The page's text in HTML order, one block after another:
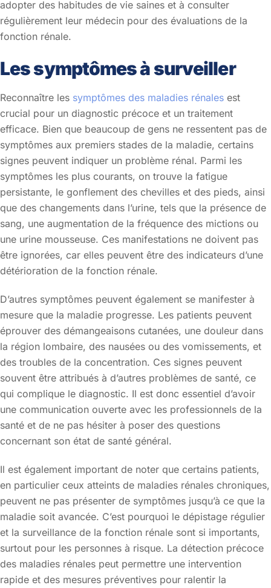
adopter des habitudes de vie saines et à consulter
régulièrement leur médecin pour des évaluations de la
fonction rénale.
Les symptômes à surveiller
Reconnaître les symptômes des maladies rénales est
crucial pour un diagnostic précoce et un traitement
efficace. Bien que beaucoup de gens ne ressentent pas de
symptômes aux premiers stades de la maladie, certains
signes peuvent indiquer un problème rénal. Parmi les
symptômes les plus courants, on trouve la fatigue
persistante, le gonflement des chevilles et des pieds, ainsi
que des changements dans l’urine, tels que la présence de
sang, une augmentation de la fréquence des mictions ou
une urine mousseuse. Ces manifestations ne doivent pas
être ignorées, car elles peuvent être des indicateurs d’une
détérioration de la fonction rénale.
D’autres symptômes peuvent également se manifester à
mesure que la maladie progresse. Les patients peuvent
éprouver des démangeaisons cutanées, une douleur dans
la région lombaire, des nausées ou des vomissements, et
des troubles de la concentration. Ces signes peuvent
souvent être attribués à d’autres problèmes de santé, ce
qui complique le diagnostic. Il est donc essentiel d’avoir
une communication ouverte avec les professionnels de la
santé et de ne pas hésiter à poser des questions
concernant son état de santé général.
Il est également important de noter que certains patients,
en particulier ceux atteints de maladies rénales chroniques,
peuvent ne pas présenter de symptômes jusqu’à ce que la
maladie soit avancée. C’est pourquoi le dépistage régulier
et la surveillance de la fonction rénale sont si importants,
surtout pour les personnes à risque. La détection précoce
des maladies rénales peut permettre une intervention
rapide et des mesures préventives pour ralentir la